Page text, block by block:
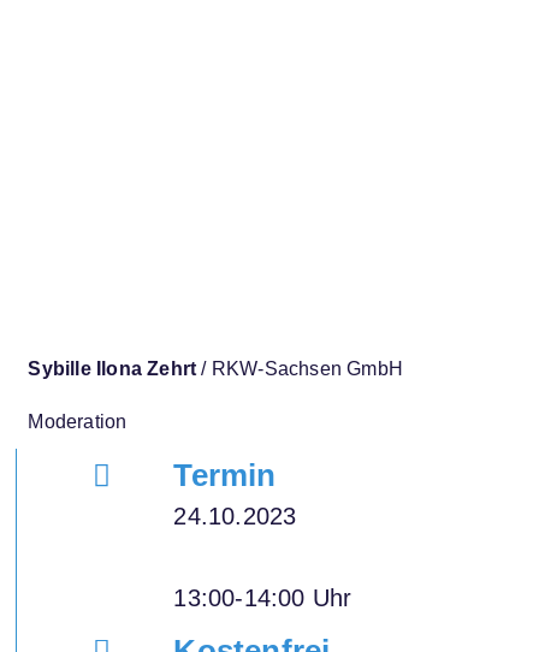
Sybille Ilona Zehrt/ RKW-Sachsen GmbH
Moderation
Termin
24.10.2023
13:00-14:00 Uhr